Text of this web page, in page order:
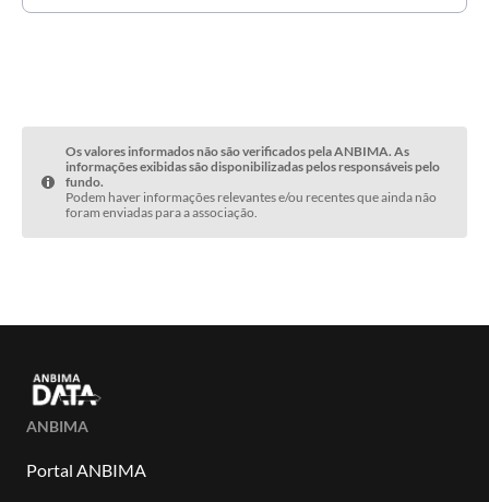
Os valores informados não são verificados pela ANBIMA. As
informações exibidas são disponibilizadas pelos responsáveis pelo
fundo.
Podem haver informações relevantes e/ou recentes que ainda não
foram enviadas para a associação.
ANBIMA
Portal ANBIMA